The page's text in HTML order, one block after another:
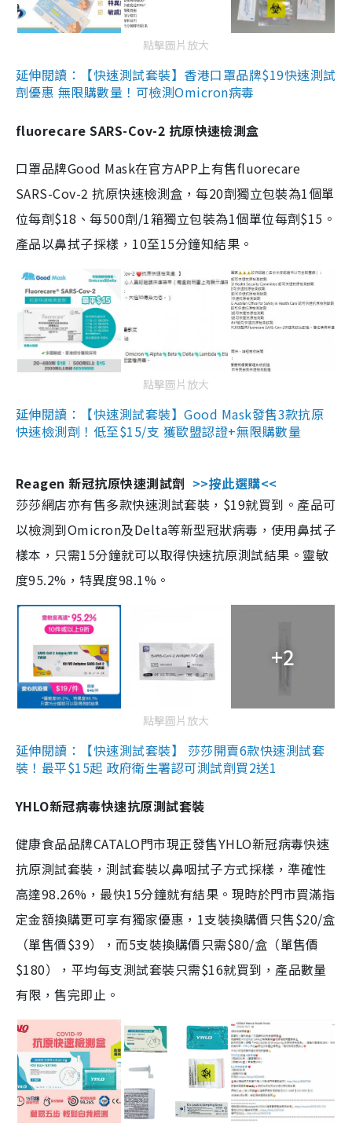
點擊圖片放大
延伸閱讀：【快速測試套裝】香港口罩品牌$19快速測試
劑優惠 無限購數量！可檢測Omicron病毒
fluorecare SARS-Cov-2 抗原快速檢測盒
口罩品牌Good Mask在官方APP上有售fluorecare
SARS-Cov-2 抗原快速檢測盒，每20劑獨立包裝為1個單
位每劑$18、每500劑/1箱獨立包裝為1個單位每劑$15。
產品以鼻拭子採樣，10至15分鐘知結果。
點擊圖片放大
延伸閱讀：【快速測試套裝】Good Mask發售3款抗原
快速檢測劑！低至$15/支 獲歐盟認證+無限購數量
Reagen 新冠抗原快速測試劑 >>按此選購<<
莎莎網店亦有售多款快速測試套裝，$19就買到。產品可
以檢測到Omicron及Delta等新型冠狀病毒，使用鼻拭子
樣本，只需15分鐘就可以取得快速抗原測試結果。靈敏
度95.2%，特異度98.1%。
+2
點擊圖片放大
延伸閱讀：【快速測試套裝】 莎莎開賣6款快速測試套
裝！最平$15起 政府衛生署認可測試劑買2送1
YHLO新冠病毒快速抗原測試套裝
健康食品品牌CATALO門市現正發售YHLO新冠病毒快速
抗原測試套裝，測試套裝以鼻咽拭子方式採樣，準確性
高達98.26%，最快15分鐘就有結果。現時於門市買滿指
定金額換購更可享有獨家優惠，1支裝換購價只售$20/盒
（單售價$39），而5支裝換購價只需$80/盒（單售價
$180），平均每支測試套裝只需$16就買到，產品數量
有限，售完即止。